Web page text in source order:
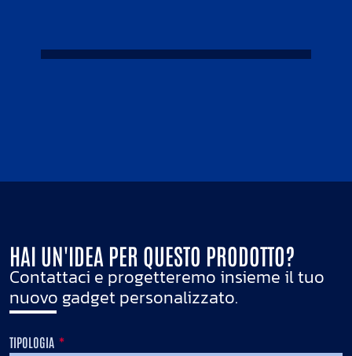
HAI UN'IDEA PER QUESTO PRODOTTO?
Contattaci e progetteremo insieme il tuo
nuovo gadget personalizzato.
TIPOLOGIA